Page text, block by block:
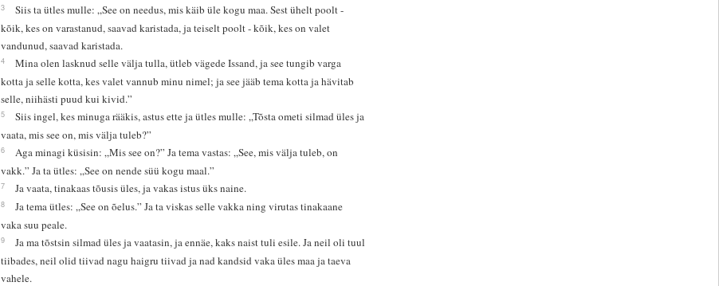
3
Siis ta ütles mulle: „See on needus, mis käib üle kogu maa. Sest ühelt poolt -
kõik, kes on varastanud, saavad karistada, ja teiselt poolt - kõik, kes on valet
vandunud, saavad karistada.
4
Mina olen lasknud selle välja tulla, ütleb vägede Issand, ja see tungib varga
kotta ja selle kotta, kes valet vannub minu nimel; ja see jääb tema kotta ja hävitab
selle, niihästi puud kui kivid.”
5
Siis ingel, kes minuga rääkis, astus ette ja ütles mulle: „Tõsta ometi silmad üles ja
vaata, mis see on, mis välja tuleb?”
6
Aga minagi küsisin: „Mis see on?” Ja tema vastas: „See, mis välja tuleb, on
vakk.” Ja ta ütles: „See on nende süü kogu maal.”
7 Ja vaata, tinakaas tõusis üles, ja vakas istus üks naine.
8
Ja tema ütles: „See on õelus.” Ja ta viskas selle vakka ning virutas tinakaane
vaka suu peale.
9
Ja ma tõstsin silmad üles ja vaatasin, ja ennäe, kaks naist tuli esile. Ja neil oli tuul
tiibades, neil olid tiivad nagu haigru tiivad ja nad kandsid vaka üles maa ja taeva
vahele.